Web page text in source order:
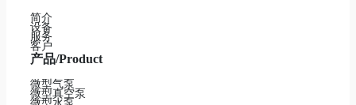
简介
设备
服务
客户
产品/Product
微型气泵
微型真空泵
微型水泵